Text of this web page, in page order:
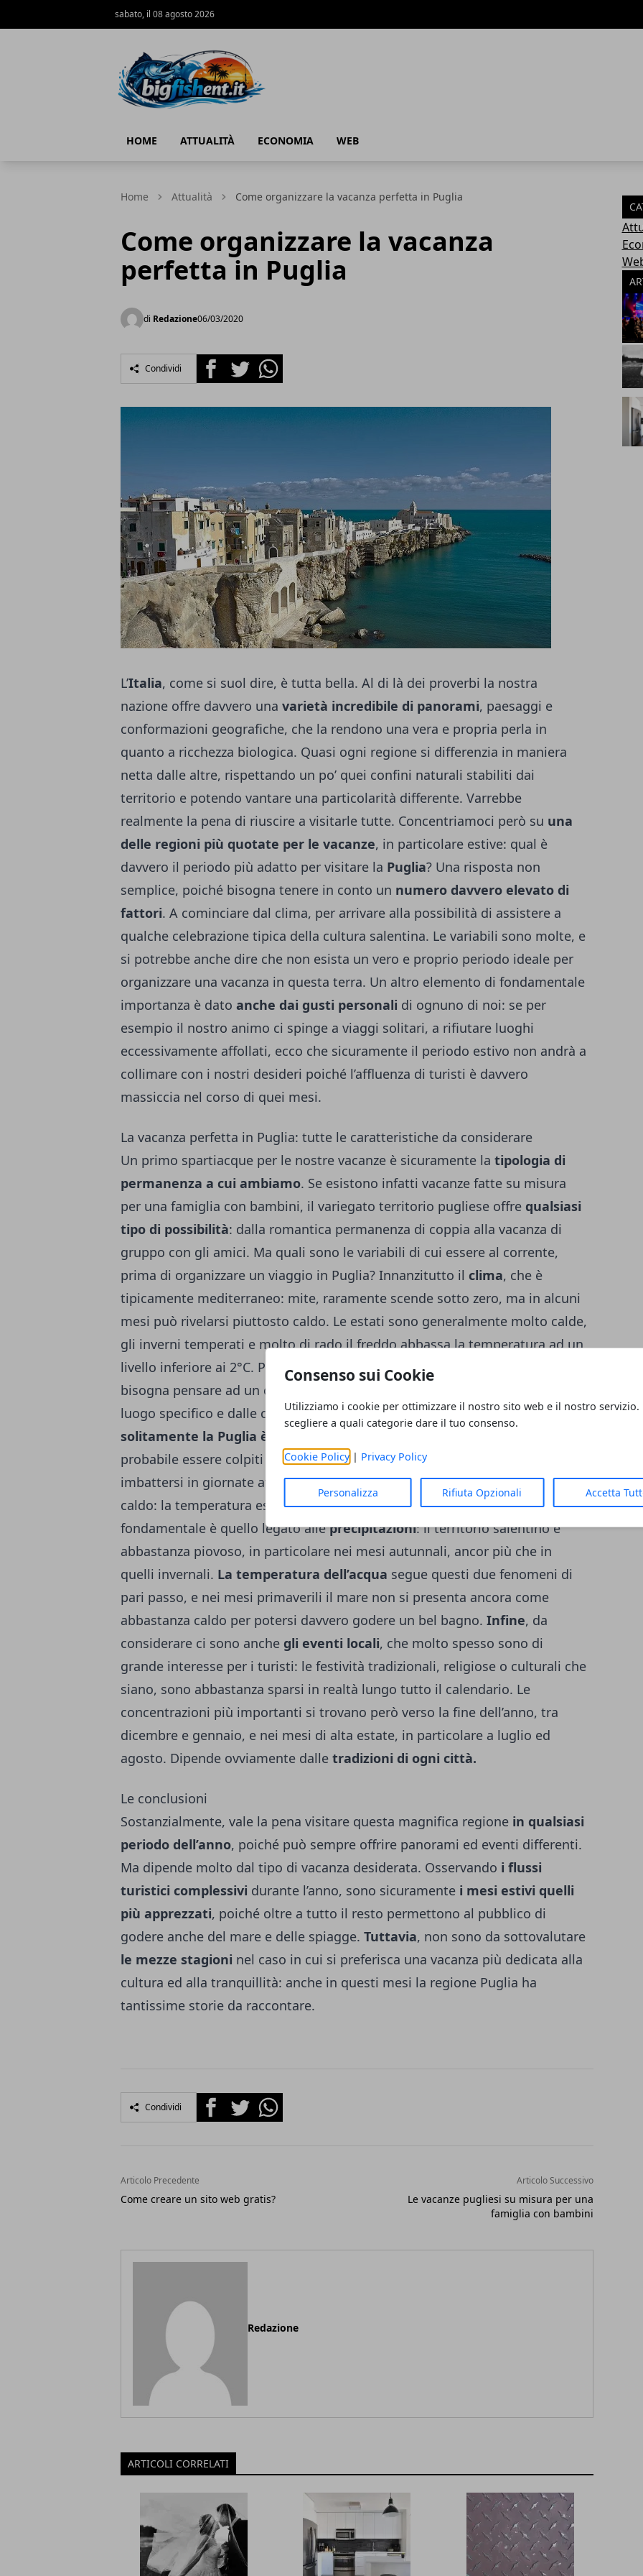
Consenso sui Cookie
Utilizziamo i cookie per ottimizzare il nostro sito web e il nostro servizio.
scegliere a quali categorie dare il tuo consenso.
Cookie Policy| Privacy Policy
Personalizza Rifiuta Opzionali Accetta
sabato, il 08 agosto 2026
HOME ATTUALITÀ ECONOMIA WEB
Home Attualità Come organizzare la vacanza perfetta in Puglia
Come organizzare la vacanza
perfetta in Puglia
di Redazione06/03/2020
Condividi FacebookTwitterWhatsapp
L’Italia, come si suol dire, è tutta bella. Al di là dei proverbi la nostra
nazione offre davvero una varietà incredibile di panorami, paesaggi e
conformazioni geografiche, che la rendono una vera e propria perla in
quanto a ricchezza biologica. Quasi ogni regione si differenzia in maniera
netta dalle altre, rispettando un po’ quei confini naturali stabiliti dai
territorio e potendo vantare una particolarità differente. Varrebbe
realmente la pena di riuscire a visitarle tutte. Concentriamoci però su una
delle regioni più quotate per le vacanze, in particolare estive: qual è
davvero il periodo più adatto per visitare la Puglia? Una risposta non
semplice, poiché bisogna tenere in conto un numero davvero elevato di
fattori. A cominciare dal clima, per arrivare alla possibilità di assistere a
qualche celebrazione tipica della cultura salentina. Le variabili sono molte, e
si potrebbe anche dire che non esista un vero e proprio periodo ideale per
organizzare una vacanza in questa terra. Un altro elemento di fondamentale
importanza è dato anche dai gusti personali di ognuno di noi: se per
esempio il nostro animo ci spinge a viaggi solitari, a rifiutare luoghi
eccessivamente affollati, ecco che sicuramente il periodo estivo non andrà a
collimare con i nostri desideri poiché l’affluenza di turisti è davvero
massiccia nel corso di quei mesi.
La vacanza perfetta in Puglia: tutte le caratteristiche da considerare
Un primo spartiacque per le nostre vacanze è sicuramente la tipologia di
permanenza a cui ambiamo. Se esistono infatti vacanze fatte su misura
per una famiglia con bambini, il variegato territorio pugliese offre qualsiasi
tipo di possibilità: dalla romantica permanenza di coppia alla vacanza di
gruppo con gli amici. Ma quali sono le variabili di cui essere al corrente,
prima di organizzare un viaggio in Puglia? Innanzitutto il clima, che è
tipicamente mediterraneo: mite, raramente scende sotto zero, ma in alcuni
mesi può rivelarsi piuttosto caldo. Le estati sono generalmente molto calde,
gli inverni temperati e molto di rado il freddo abbassa la temperatura ad un
livello inferiore ai 2°C. Per quanto riguarda il periodo estivo però, non
bisogna pensare ad un caldo eccessivamente torrido. Certo dipende dal
luogo specifico e dalle caratteristiche metereologiche del momento, ma
solitamente la Puglia è molto ben ventilata
probabile essere colpiti dallo Scirocco proveniente dall’Africa, piuttosto che
imbattersi in giornate afose e troppo secche. Attenzione però a chi soffre il
caldo: la temperatura estiva può anche avvicinarsi ai 35°C. altro elemento
fondamentale è quello legato alleprecipitazioni: il territorio salentino è
abbastanza piovoso, in particolare nei mesi autunnali, ancor più che in
quelli invernali. La temperatura dell’acqua segue questi due fenomeni di
pari passo, e nei mesi primaverili il mare non si presenta ancora come
abbastanza caldo per potersi davvero godere un bel bagno. Infine, da
considerare ci sono anche gli eventi locali, che molto spesso sono di
grande interesse per i turisti: le festività tradizionali, religiose o culturali che
siano, sono abbastanza sparsi in realtà lungo tutto il calendario. Le
concentrazioni più importanti si trovano però verso la fine dell’anno, tra
dicembre e gennaio, e nei mesi di alta estate, in particolare a luglio ed
agosto. Dipende ovviamente dalle tradizioni di ogni città.
Le conclusioni
Sostanzialmente, vale la pena visitare questa magnifica regione in qualsiasi
periodo dell’anno, poiché può sempre offrire panorami ed eventi differenti.
Ma dipende molto dal tipo di vacanza desiderata. Osservando i flussi
turistici complessivi durante l’anno, sono sicuramente i mesi estivi quelli
più apprezzati, poiché oltre a tutto il resto permettono al pubblico di
godere anche del mare e delle spiagge. Tuttavia, non sono da sottovalutare
le mezze stagioni nel caso in cui si preferisca una vacanza più dedicata alla
cultura ed alla tranquillità: anche in questi mesi la regione Puglia ha
tantissime storie da raccontare.
Condividi FacebookTwitterWhatsapp
Articolo Precedente
Come creare un sito web gratis?
Articolo Successivo
Le vacanze pugliesi su misura per una
famiglia con bambini
Redazione
ARTICOLI CORRELATI